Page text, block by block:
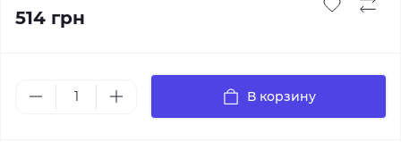
514 грн
В корзину